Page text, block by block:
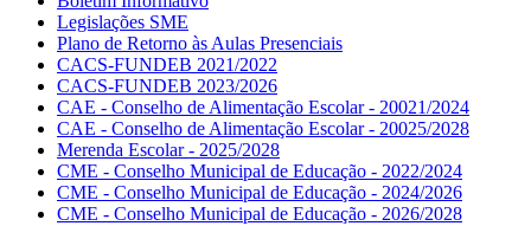
Legislações SME
Plano de Retorno às Aulas Presenciais
CACS-FUNDEB 2021/2022
CACS-FUNDEB 2023/2026
CAE - Conselho de Alimentação Escolar - 20021/2024
CAE - Conselho de Alimentação Escolar - 20025/2028
Merenda Escolar - 2025/2028
CME - Conselho Municipal de Educação - 2022/2024
CME - Conselho Municipal de Educação - 2024/2026
CME - Conselho Municipal de Educação - 2026/2028